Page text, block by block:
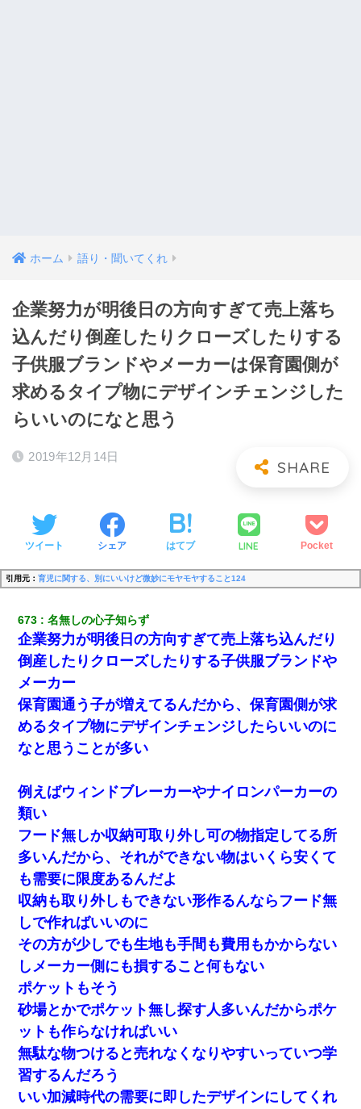
ホーム 語り・聞いてくれ
企業努力が明後日の方向すぎて売上落ち
込んだり倒産したりクローズしたりする
子供服ブランドやメーカーは保育園側が
求めるタイプ物にデザインチェンジした
らいいのになと思う
2019年12月14日
ツイート シェア はてブ LINE Pocket
引用元： 育児に関する、別にいいけど微妙にモヤモヤすること124
673 名無しの心子知らず
企業努力が明後日の方向すぎて売上落ち込んだり
倒産したりクローズしたりする子供服ブランドや
メーカー
保育園通う子が増えてるんだから、保育園側が求
めるタイプ物にデザインチェンジしたらいいのに
なと思うことが多い
例えばウィンドブレーカーやナイロンパーカーの
類い
フード無しか収納可取り外し可の物指定してる所
多いんだから、それができない物はいくら安くて
も需要に限度あるんだよ
収納も取り外しもできない形作るんならフード無
しで作ればいいのに
その方が少しでも生地も手間も費用もかからない
しメーカー側にも損すること何もない
ポケットもそう
砂場とかでポケット無し探す人多いんだからポケ
ットも作らなければいい
無駄な物つけると売れなくなりやすいっていつ学
習するんだろう
いい加減時代の需要に即したデザインにしてくれ